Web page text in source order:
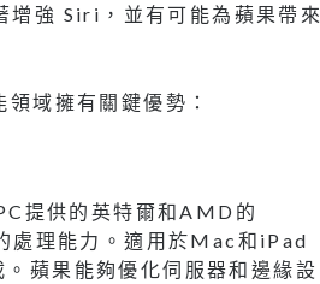
強 Siri，並有可能為蘋果帶來
域擁有關鍵優勢：
提供的英特爾和AMD的
處理能力。適用於Mac和iPad
蘋果能夠優化伺服器和邊緣設